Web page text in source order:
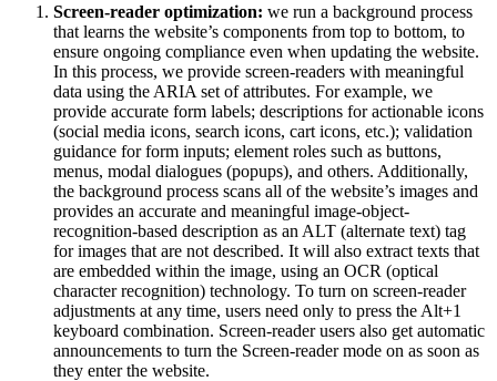
Screen-reader optimization: we run a background process
that learns the website’s components from top to bottom, to
ensure ongoing compliance even when updating the website.
In this process, we provide screen-readers with meaningful
data using the ARIA set of attributes. For example, we
provide accurate form labels; descriptions for actionable icons
(social media icons, search icons, cart icons, etc.); validation
guidance for form inputs; element roles such as buttons,
menus, modal dialogues (popups), and others. Additionally,
the background process scans all of the website’s images and
provides an accurate and meaningful image-object-
recognition-based description as an ALT (alternate text) tag
for images that are not described. It will also extract texts that
are embedded within the image, using an OCR (optical
character recognition) technology. To turn on screen-reader
adjustments at any time, users need only to press the Alt+1
keyboard combination. Screen-reader users also get automatic
announcements to turn the Screen-reader mode on as soon as
they enter the website.